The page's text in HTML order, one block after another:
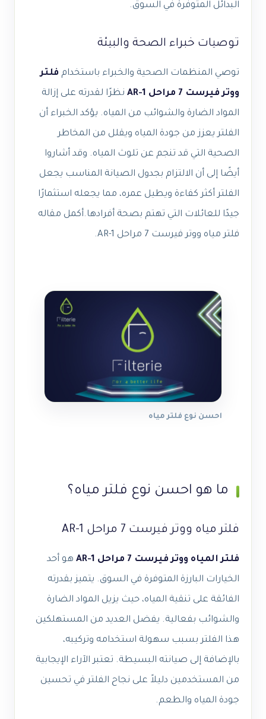
البدائل المتوفرة في السوق.
توصيات خبراء الصحة والبيئة
توصي المنظمات الصحية والخبراء باستخدام فلتر
ووتر فيرست 7 مراحل AR-1
نظرًا لقدرته على إزالة
المواد الضارة والشوائب من المياه. يؤكد الخبراء أن
الفلتر يعزز من جودة المياه ويقلل من المخاطر
الصحية التي قد تنجم عن تلوث المياه. وقد أشاروا
أيضًا إلى أن الالتزام بجدول الصيانة المناسب يجعل
الفلتر أكثر كفاءة ويطيل عمره، مما يجعله استثمارًا
جيدًا للعائلات التي تهتم بصحة أفرادها.أكمل مقاله
فلتر مياه ووتر فيرست 7 مراحل AR-1.
احسن نوع فلتر مياه
ما هو احسن نوع فلتر مياه؟
فلتر مياه ووتر فيرست 7 مراحل AR-1
فلتر المياه ووتر فيرست 7 مراحل AR-1
هو أحد
الخيارات البارزة المتوفرة في السوق. يتميز بقدرته
الفائقة على تنقية المياه، حيث يزيل المواد الضارة
والشوائب بفعالية. يفضل العديد من المستهلكين
هذا الفلتر بسبب سهولة استخدامه وتركيبه،
بالإضافة إلى صيانته البسيطة. تعتبر الآراء الإيجابية
من المستخدمين دليلاً على نجاح الفلتر في تحسين
جودة المياه والطعم.